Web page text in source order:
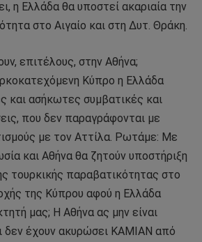
η Ελλάδα θα υποστεί ακαριαία την
στο Αιγαίο και στη Δυτ. Θράκη.
επιτέλους, στην Αθήνα;
Κύπρο η Ελλάδα
και ασήκωτες συμβατικές και
που δεν παραγράφονται με
με τον Αττίλα. Ρωτάμε: Με
και Αθήνα θα ζητούν υποστήριξη
τουρκικής παραβατικότητας στο
της Κύπρου αφού η Ελλάδα
μας; Η Αθήνα ας μην είναι
δεν έχουν ακυρώσει ΚΑΜΙΑΝ από